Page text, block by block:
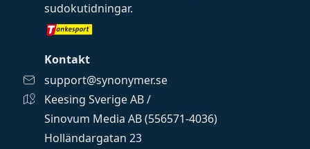
sudokutidningar.
Kontakt
support@synonymer.se
Keesing Sverige AB /
Sinovum Media AB (556571-4036)
Holländargatan 23